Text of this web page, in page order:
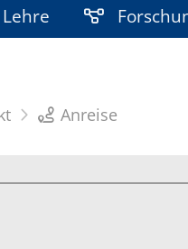
Lehre
Anreise